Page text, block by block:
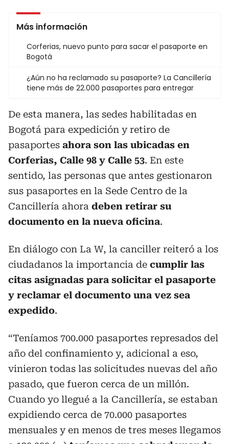
Más información
Corferias, nuevo punto para sacar el pasaporte en
Bogotá
¿Aún no ha reclamado su pasaporte? La Cancillería
tiene más de 22.000 pasaportes para entregar
De esta manera, las sedes habilitadas en
Bogotá para expedición y retiro de
pasaportes ahora son las ubicadas en
Corferias, Calle 98 y Calle 53. En este
sentido, las personas que antes gestionaron
sus pasaportes en la Sede Centro de la
Cancillería ahora deben retirar su
documento en la nueva oficina.
En diálogo con La W, la canciller reiteró a los
ciudadanos la importancia de cumplir las
citas asignadas para solicitar el pasaporte
y reclamar el documento una vez sea
expedido.
“Teníamos 700.000 pasaportes represados del
año del confinamiento y, adicional a eso,
vinieron todas las solicitudes nuevas del año
pasado, que fueron cerca de un millón.
Cuando yo llegué a la Cancillería, se estaban
expidiendo cerca de 70.000 pasaportes
mensuales y en menos de tres meses llegamos